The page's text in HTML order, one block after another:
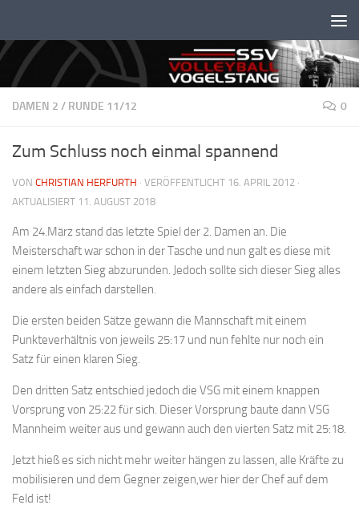
DAMEN 2 / RUNDE 11/12 0
Zum Schluss noch einmal spannend
VON CHRISTIAN HERFURTH · VERÖFFENTLICHT 16. APRIL 2012 ·
AKTUALISIERT 11. AUGUST 2018
Am 24.März stand das letzte Spiel der 2. Damen an. Die
Meisterschaft war schon in der Tasche und nun galt es diese mit
einem letzten Sieg abzurunden. Jedoch sollte sich dieser Sieg alles
andere als einfach darstellen.
Die ersten beiden Sätze gewann die Mannschaft mit einem
Punkteverhältnis von jeweils 25:17 und nun fehlte nur noch ein
Satz für einen klaren Sieg.
Den dritten Satz entschied jedoch die VSG mit einem knappen
Vorsprung von 25:22 für sich. Dieser Vorsprung baute dann VSG
Mannheim weiter aus und gewann auch den vierten Satz mit 25:18.
Jetzt hieß es sich nicht mehr weiter hängen zu lassen, alle Kräfte zu
mobilisieren und dem Gegner zeigen,wer hier der Chef auf dem
Feld ist!